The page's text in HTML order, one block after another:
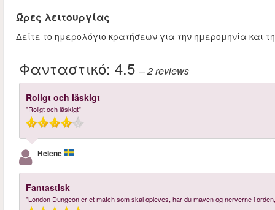
Ώρες λειτουργίας
Δείτε το ημερολόγιο κρατήσεων για την ημερομηνία και
Φανταστικό: 4.5 – 2reviews
Roligt och läskigt
"Roligt och läskigt"
Helene
Fantastisk
"London Dungeon er et match som skal opleves, har du maven og nerverne i